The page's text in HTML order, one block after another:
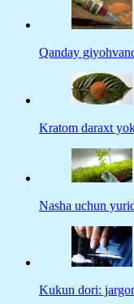
Qanday
Kratom daraxt
Nasha uchun
Kukun dori: